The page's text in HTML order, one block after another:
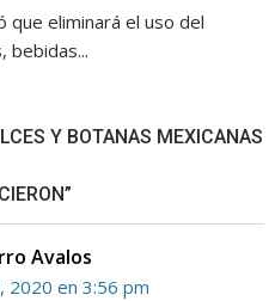
que eliminará el uso del
bebidas...
Y BOTANAS MEXICANAS
Avalos
2020 en 3:56 pm